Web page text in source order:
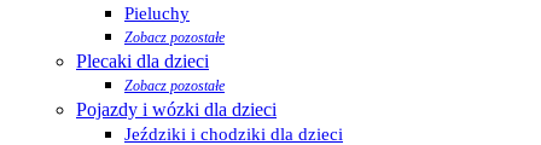
Pieluchy
Zobacz pozostałe
Plecaki dla dzieci
Zobacz pozostałe
Pojazdy i wózki dla dzieci
Jeździki i chodziki dla dzieci